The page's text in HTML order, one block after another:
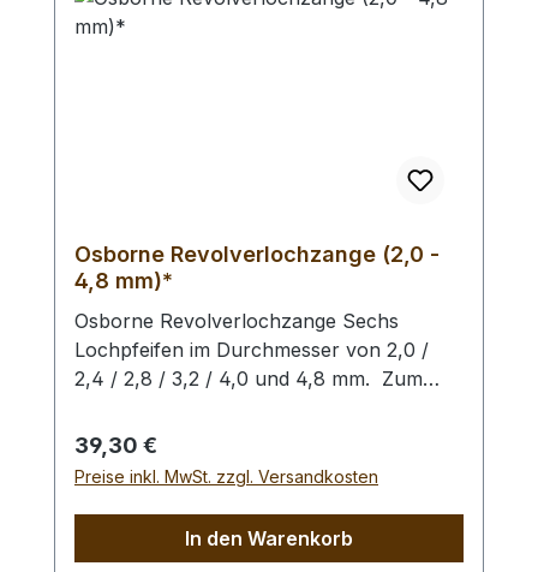
Lochpfeifenwechsler sind erhältlich.
Osborne Revolverlochzange (2,0 -
4,8 mm)*
Osborne Revolverlochzange Sechs
Lochpfeifen im Durchmesser von 2,0 /
2,4 / 2,8 / 3,2 / 4,0 und 4,8 mm. Zum
Materialien. -
Regulärer Preis:
39,30 €
Preise inkl. MwSt. zzgl. Versandkosten
In den Warenkorb